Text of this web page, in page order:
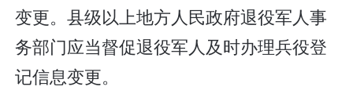
变更。县级以上地方人民政府退役军人事
务部门应当督促退役军人及时办理兵役登
记信息变更。